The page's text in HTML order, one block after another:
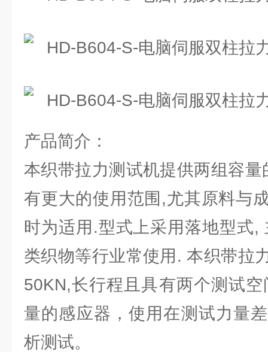
产品简介：
本织带拉力测试机提供两组容
有更大的使用范围,尤其原料与
时为适用.型式上采用落地型式,
类织物等行业常使用. 本织带拉
50KN,长行程且具有两个测试
量的感应器，使用在测试力量
析测试。